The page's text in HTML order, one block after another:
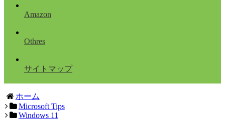
Amazon
Othres
サイトマップ
ホーム
Microsoft Tips
Windows 11